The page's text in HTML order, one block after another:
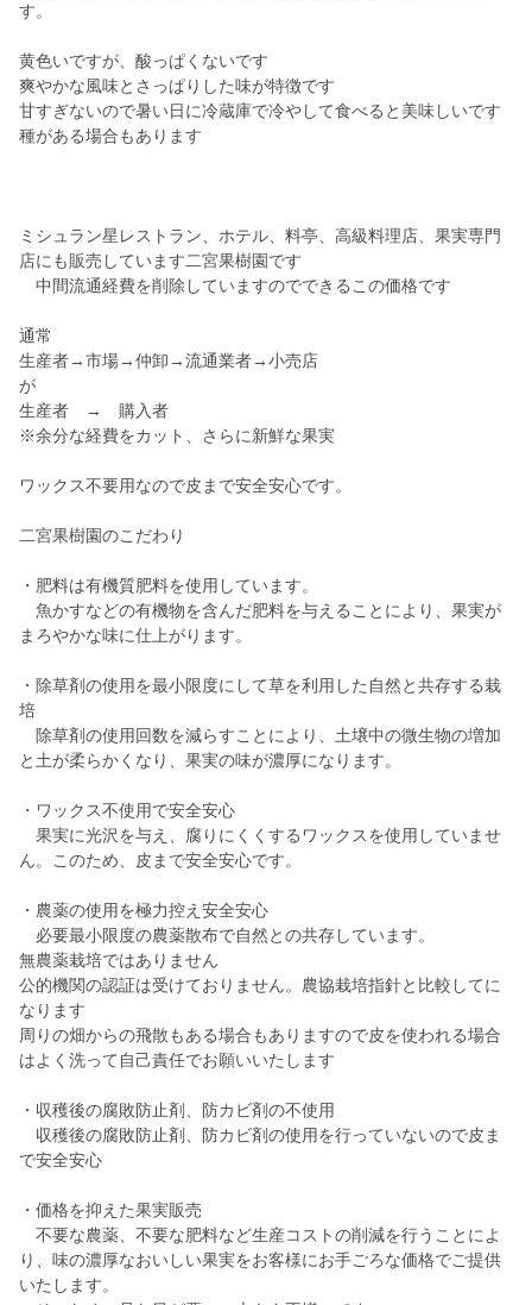
す。
黄色いですが、酸っぱくないです
爽やかな風味とさっぱりした味が特徴です
甘すぎないので暑い日に冷蔵庫で冷やして食べると美味しいです
種がある場合もあります
ミシュラン星レストラン、ホテル、料亭、高級料理店、果実専門
店にも販売しています二宮果樹園です
中間流通経費を削除していますのでできるこの価格です
通常
生産者→市場→仲卸→流通業者→小売店
が
生産者 → 購入者
※余分な経費をカット、さらに新鮮な果実
ワックス不要用なので皮まで安全安心です。
二宮果樹園のこだわり
・肥料は有機質肥料を使用しています。
魚かすなどの有機物を含んだ肥料を与えることにより、果実が
まろやかな味に仕上がります。
・除草剤の使用を最小限度にして草を利用した自然と共存する栽
培
除草剤の使用回数を減らすことにより、土壌中の微生物の増加
と土が柔らかくなり、果実の味が濃厚になります。
・ワックス不使用で安全安心
果実に光沢を与え、腐りにくくするワックスを使用していませ
ん。このため、皮まで安全安心です。
・農薬の使用を極力控え安全安心
必要最小限度の農薬散布で自然との共存しています。
無農薬栽培ではありません
公的機関の認証は受けておりません。農協栽培指針と比較してに
なります
周りの畑からの飛散もある場合もありますので皮を使われる場合
はよく洗って自己責任でお願いいたします
・収穫後の腐敗防止剤、防カビ剤の不使用
収穫後の腐敗防止剤、防カビ剤の使用を行っていないので皮ま
で安全安心
・価格を抑えた果実販売
不要な農薬、不要な肥料など生産コストの削減を行うことによ
り、味の濃厚なおいしい果実をお客様にお手ごろな価格でご提供
いたします。